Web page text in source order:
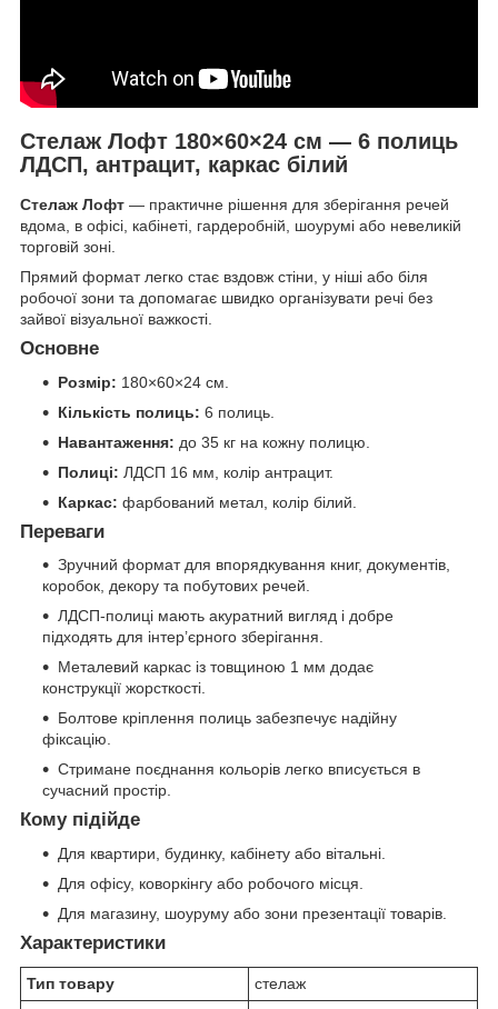
Стелаж Лофт 180×60×24 см — 6 полиць
ЛДСП, антрацит, каркас білий
Стелаж Лофт — практичне рішення для зберігання речей
вдома, в офісі, кабінеті, гардеробній, шоурумі або невеликій
торговій зоні.
Прямий формат легко стає вздовж стіни, у ніші або біля
робочої зони та допомагає швидко організувати речі без
зайвої візуальної важкості.
Основне
Розмір: 180×60×24 см.
Кількість полиць: 6 полиць.
Навантаження: до 35 кг на кожну полицю.
Полиці: ЛДСП 16 мм, колір антрацит.
Каркас: фарбований метал, колір білий.
Переваги
Зручний формат для впорядкування книг, документів,
коробок, декору та побутових речей.
ЛДСП-полиці мають акуратний вигляд і добре
підходять для інтер’єрного зберігання.
Металевий каркас із товщиною 1 мм додає
конструкції жорсткості.
Болтове кріплення полиць забезпечує надійну
фіксацію.
Стримане поєднання кольорів легко вписується в
сучасний простір.
Кому підійде
Для квартири, будинку, кабінету або вітальні.
Для офісу, коворкінгу або робочого місця.
Для магазину, шоуруму або зони презентації товарів.
Характеристики
Тип товару
стелаж